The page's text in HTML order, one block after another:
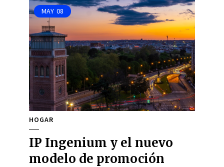
MAY 08
HOGAR
IP Ingenium y el nuevo
modelo de promoción